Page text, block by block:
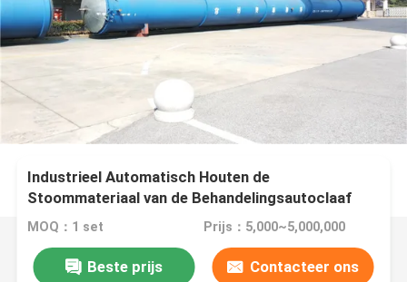
Industrieel Automatisch Houten de
Stoommateriaal van de Behandelingsautoclaaf
voor de Markt van AZIË en AFRIC-
MOQ：1 set Prijs：5,000~5,000,000
Beste prijs Contacteer ons